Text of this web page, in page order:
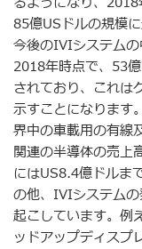
85億USドルの規模
今後のIVIシステム
2018年時点で、53
されており、これは
示すことになります
界中の車載用の有線
関連の半導体の売
にはUS8.4億ドルま
の他、IVIシステム
起こしています。例
ッドアップディス